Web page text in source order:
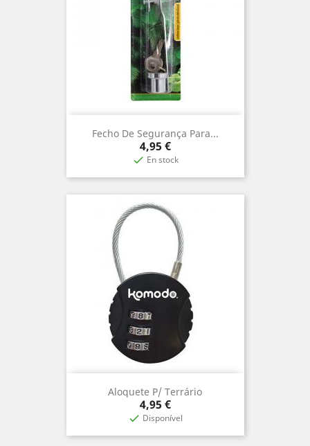
Fecho De Segurança Para...
Precio
4,95 €
 En stock
Aloquete P/ Terrário
Precio
4,95 €
 Disponível